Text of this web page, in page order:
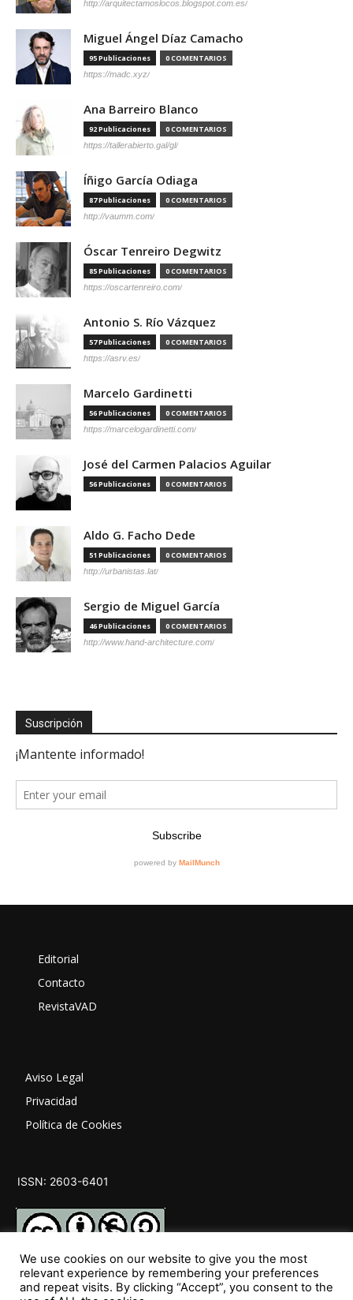
http://arquitectamoslocos.blogspot.com.es/
Miguel Ángel Díaz Camacho
95 Publicaciones 0 COMENTARIOS
https://madc.xyz/
Ana Barreiro Blanco
92 Publicaciones 0 COMENTARIOS
https://tallerabierto.gal/gl/
Íñigo García Odiaga
87 Publicaciones 0 COMENTARIOS
http://vaumm.com/
Óscar Tenreiro Degwitz
85 Publicaciones 0 COMENTARIOS
https://oscartenreiro.com/
Antonio S. Río Vázquez
57 Publicaciones 0 COMENTARIOS
https://asrv.es/
Marcelo Gardinetti
56 Publicaciones 0 COMENTARIOS
https://marcelogardinetti.com/
José del Carmen Palacios Aguilar
56 Publicaciones 0 COMENTARIOS
Aldo G. Facho Dede
51 Publicaciones 0 COMENTARIOS
http://urbanistas.lat/
Sergio de Miguel García
46 Publicaciones 0 COMENTARIOS
http://www.hand-architecture.com/
Suscripción
Editorial
Contacto
RevistaVAD
Aviso Legal
Privacidad
Política de Cookies
ISSN: 2603-6401
We use cookies on our website to give you the most
relevant experience by remembering your preferences
and repeat visits. By clicking “Accept”, you consent to the